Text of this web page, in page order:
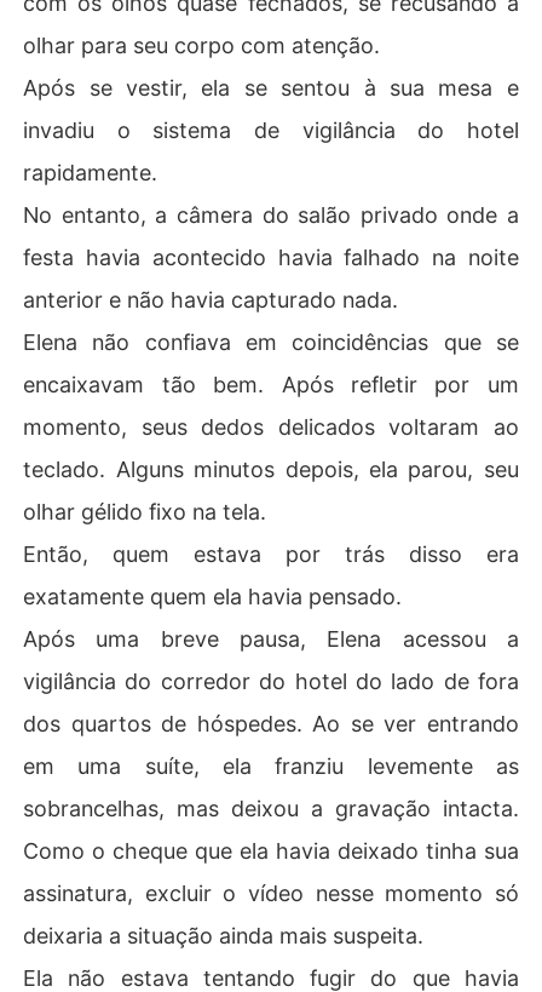
olhar para seu corpo com atenção.
Após se vestir, ela se sentou à sua mesa e
invadiu o sistema de vigilância do hotel
rapidamente.
No entanto, a câmera do salão privado onde a
festa havia acontecido havia falhado na noite
anterior e não havia capturado nada.
Elena não confiava em coincidências que se
encaixavam tão bem. Após refletir por um
momento, seus dedos delicados voltaram ao
teclado. Alguns minutos depois, ela parou, seu
olhar gélido fixo na tela.
Então, quem estava por trás disso era
exatamente quem ela havia pensado.
Após uma breve pausa, Elena acessou a
vigilância do corredor do hotel do lado de fora
dos quartos de hóspedes. Ao se ver entrando
em uma suíte, ela franziu levemente as
sobrancelhas, mas deixou a gravação intacta.
Como o cheque que ela havia deixado tinha sua
assinatura, excluir o vídeo nesse momento só
deixaria a situação ainda mais suspeita.
Ela não estava tentando fugir do que havia